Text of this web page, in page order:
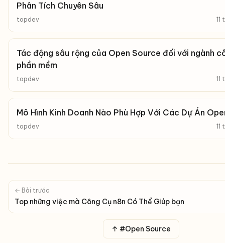
Phân Tích Chuyên Sâu
topdev 11
Tác động sâu rộng của Open Source đối với ngành
phần mềm
topdev 11
Mô Hình Kinh Doanh Nào Phù Hợp Với Các Dự Án
topdev 11
← Bài trước
Top những việc mà Công Cụ n8n Có Thể Giúp bạn
↑ #Open Source